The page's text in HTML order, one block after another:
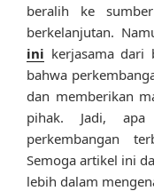
beralih ke
berkelanjutan.
ini kerjasama dari
bahwa
dan memberikan
pihak. Jadi,
perkembangan
Semoga artikel ini
lebih dalam